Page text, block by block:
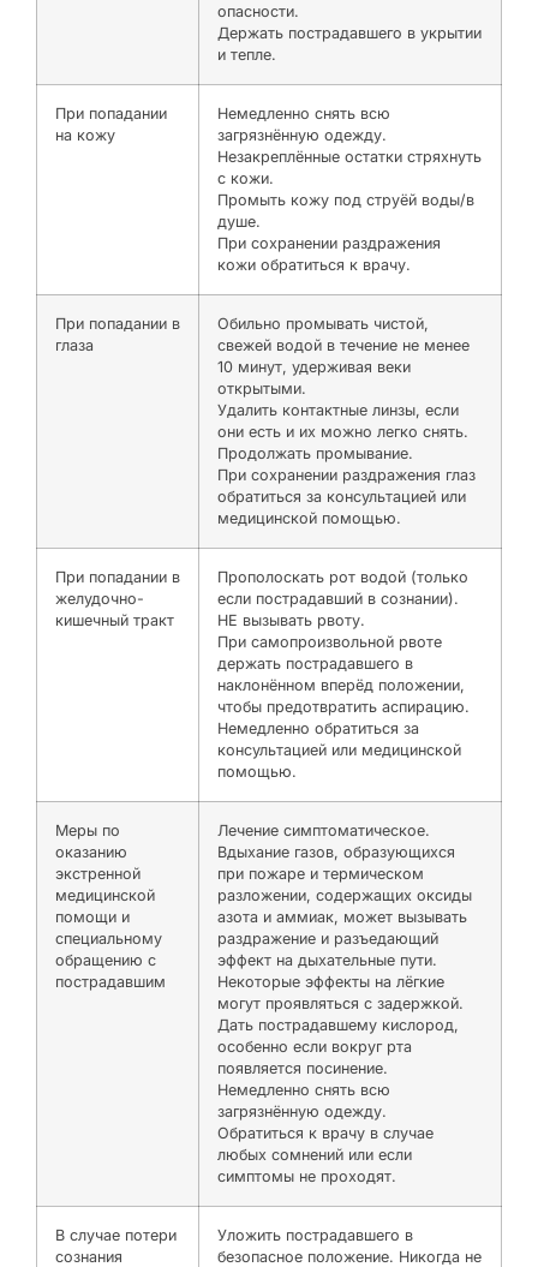
опасности.
Держать пострадавшего в укрытии
и тепле.
При попадании
на кожу
Немедленно снять всю
загрязнённую одежду.
Незакреплённые остатки стряхнуть
с кожи.
Промыть кожу под струёй воды/в
душе.
При сохранении раздражения
кожи обратиться к врачу.
При попадании в
глаза
Обильно промывать чистой,
свежей водой в течение не менее
10 минут, удерживая веки
открытыми.
Удалить контактные линзы, если
они есть и их можно легко снять.
Продолжать промывание.
При сохранении раздражения глаз
обратиться за консультацией или
медицинской помощью.
При попадании в
желудочно-
кишечный тракт
Прополоскать рот водой (только
если пострадавший в сознании).
НЕ вызывать рвоту.
При самопроизвольной рвоте
держать пострадавшего в
наклонённом вперёд положении,
чтобы предотвратить аспирацию.
Немедленно обратиться за
консультацией или медицинской
помощью.
Меры по
оказанию
экстренной
медицинской
помощи и
специальному
обращению с
пострадавшим
Лечение симптоматическое.
Вдыхание газов, образующихся
при пожаре и термическом
разложении, содержащих оксиды
азота и аммиак, может вызывать
раздражение и разъедающий
эффект на дыхательные пути.
Некоторые эффекты на лёгкие
могут проявляться с задержкой.
Дать пострадавшему кислород,
особенно если вокруг рта
появляется посинение.
Немедленно снять всю
загрязнённую одежду.
Обратиться к врачу в случае
любых сомнений или если
симптомы не проходят.
В случае потери
сознания
Уложить пострадавшего в
безопасное положение. Никогда не